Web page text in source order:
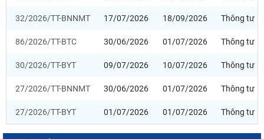
32/2026/TT-BNNMT 17/07/2026 18/09/2026 Thông tư
86/2026/TT-BTC 30/06/2026 01/07/2026 Thông tư
30/2026/TT-BYT 09/07/2026 10/07/2026 Thông tư
27/2026/TT-BNNMT 30/06/2026 01/07/2026 Thông tư
27/2026/TT-BYT 01/07/2026 01/07/2026 Thông tư